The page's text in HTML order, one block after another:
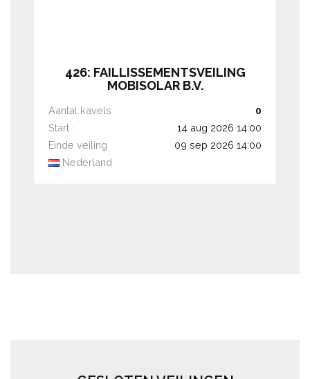
426: FAILLISSEMENTSVEILING
MOBISOLAR B.V.
Aantal kavels
0
Start :
14 aug 2026 14:00
Einde veiling
09 sep 2026 14:00
Nederland